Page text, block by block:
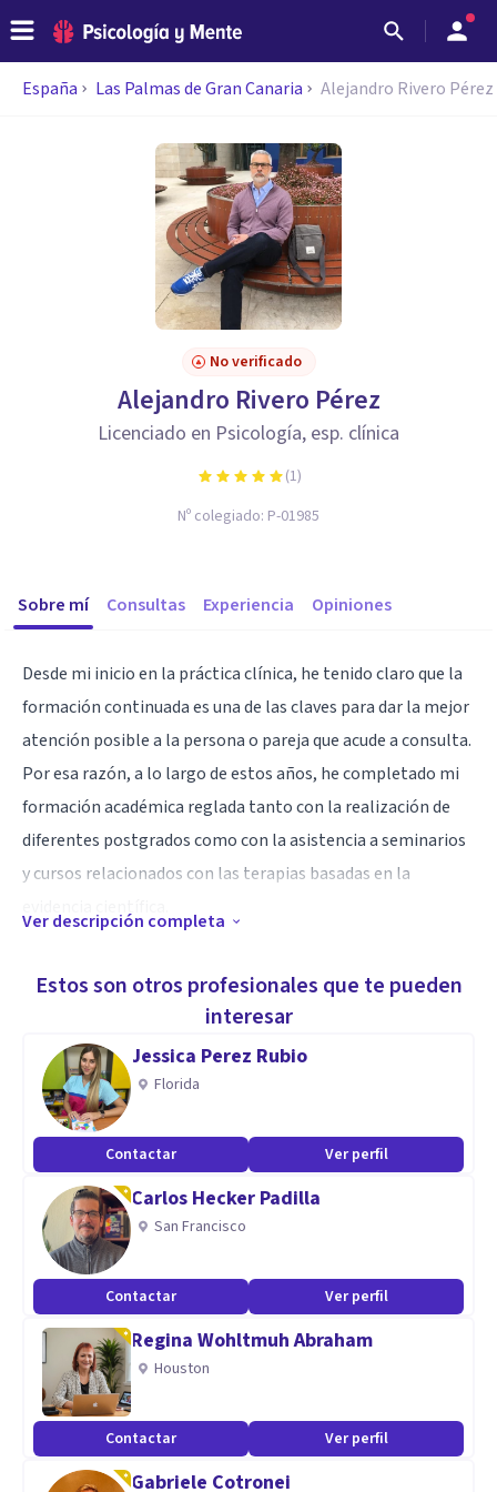
España Las Palmas de Gran Canaria Alejandro Rivero Pérez
No verificado
Alejandro Rivero Pérez
Licenciado en Psicología, esp. clínica
(1)
Nº colegiado: P-01985
Sobre mí Consultas Experiencia Opiniones
Desde mi inicio en la práctica clínica, he tenido claro que la
formación continuada es una de las claves para dar la mejor
atención posible a la persona o pareja que acude a consulta.
Por esa razón, a lo largo de estos años, he completado mi
formación académica reglada tanto con la realización de
diferentes postgrados como con la asistencia a seminarios
y cursos relacionados con las terapias basadas en la
Tras más de una década desempeñando esta profesión en
unidades de atención a las adicciones, módulos
terapéuticos de centros penitenciarios y despacho privado,
me presento con mi propio proyecto de psicología a
domicilio. Mi intención, mi vocación, es ofrecer atención
psicológica de calidad a aquellas personas que, por el
motivo que sean, no puedan trasladarse a un centro de
salud mental.
Especialidad
Los diferentes postgrados realizados - Máster en Terapias
Contextuales, Máster en Psicopatología y Salud; y Experto
en Mindfulness en la práctica clínica - me permiten abordar
diferentes problemáticas y trastornos.
Asimismo, mi experiencia tanto en Unidades de Atención a
Ver descripción completa
Estos son otros profesionales que te pueden
interesar
Jessica Perez Rubio
Florida
Contactar Ver perfil
Carlos Hecker Padilla
San Francisco
Contactar Ver perfil
Regina Wohltmuh Abraham
Houston
Contactar Ver perfil
Gabriele Cotronei